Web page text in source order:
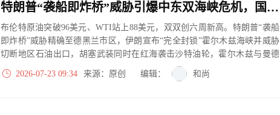
特朗普“袭船即炸桥”威胁引爆中东双海峡危机，国际油价刷新六周高位
布伦特原油突破96美元、WTI站上88美元，双双创六周新高。特朗普“袭船
即炸桥”威胁精确至德黑兰市区，伊朗宣布“完全封锁”霍尔木兹海峡并威胁
切断地区石油出口，胡塞武装同时在红海袭击沙特油轮，霍尔木兹与曼德
双海峡同时告急...
2026-07-23 09:34 来源：原创 编辑： 和尚